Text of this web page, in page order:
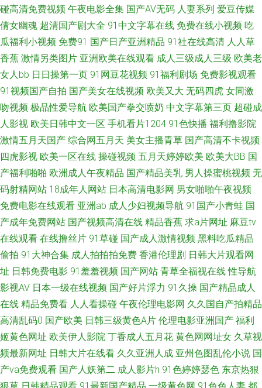
日日干 亚洲影院午夜影院 成人AV线上看 微拍福利五区 天堂社一区二区 91视
综合激情色网 91视频网站豆花 99激情 A片网站入口 狼人香蕉av 日本超碰 午
夜桃色av 91社区在线播放 91熟妇网站 91看片免费 亚洲精品二区三 成人超
碰网97 日韩精品三级 午夜1区2区 五月天干逼网站2 综合色图影音先锋 91天
堂网 变态另类9 大香蕉综合久久 国内91视频 久久肏你 久久肏屄 欧洲精品六
六六 亚州综合幕 白丝美女后入内射 五月花社区影院 国产精品国产精品 午夜
精品影院 超碰www 精品视频黄色91 欧美资源av网 三级片在线看艹 日韩成
人黄色免费 老司机肏屄 日韩欧美 无码六十五 欧美呦呦性爱网 激情综合啪 玖
玖精品热 欧美三级伦理 欧洲成人ab 人人妻人人插 日本黄网在线 日本理论53
水 日本女同护士 日本热情综合网址 丝袜足交在线视频 天天操B 五月婷婷六
月花 天天操比 熟妇91在线视频 91蜜桃做爱视频 91色摸鱼 97午夜伦理 91自
产精品国 91网站直接观看 91熟女视频网站 成人AV社区 日本午夜福利影院
伊人精品大香蕉 国产日韩久久 男女色色大全套 欧美肏屄电影 日本精品ay无
碰高清免费视频 午夜电影全集 国产AV无码 人妻系列 爱豆传媒
倩女幽魂 超清国产剧大全 91中文字幕在线 免费在线小视频 吃
瓜福利小视频 免费91 国产日产亚洲精品 91社在线高清 人人草
香蕉 激情另类图片 亚洲欧美在线观看 成人三级成人三级 欧美老
女人bb 日日操第一页 91网豆花视频 91福利剧场 免费影视观看
91视频国产自拍 国产美女在线视频 欧美又大 无码四虎 女同激
吻视频 极品性爱导航 欧美国产拳交喷奶 中文字幕第三页 超碰成
人影视 欧美日韩中文一区 手机看片1204 91色快播 福利撸影院
激情五月天国产 综合网五月天 美女主播青草 国产高清不卡视频
四虎影视 欧美一区在线 操碰视频 五月天婷婷欧美 欧美大BB 国
产福利啪啪 欧洲成人午夜精品 国产精品美乳 男人操蜜桃视频 无
码射精网站 18成年人网站 日本高清电影网 男女啪啪午夜视频
免费电影在线观看 亚洲ab 成人少妇视频导航 91国产小青蛙 国
产成年免费网站 国产视频高清在线 精品香蕉 求a片网址 麻豆tv
在线观看 在线撸丝片 91草碰 国产成人激情视频 黑料吃瓜精品
偷拍 91大神合集 成人拍拍拍免费 香港伦理剧 日韩大片观看网
址 日韩免费电影 91羞羞视频 国产网站 青草全福视在线 性导航
影视AV 日本一级在线视频 国产好片浮力 91久操 国产精品成人
在线 精品免费看 人人看操碰 午夜伦理电影网 久久国自产拍精品
高清乱码0 国产欧美 日韩三级黄色A片 伦理电影亚洲国产 福利
姬黄色网址 欧美伊人影院 丁香成人五月花 黄色网网址女 久草视
频最新网址 日韩大片在线看 久久亚洲人成 亚州色图乱伦小说 国
产va免费观看 国产人妖第二 成人影片h 91色婷婷瑟色 东京热狠